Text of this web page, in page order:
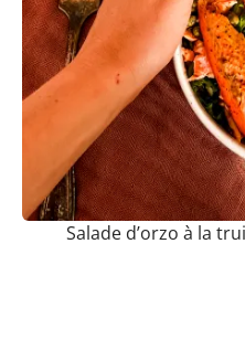
Salade d’orzo à la